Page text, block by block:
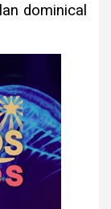
dominical